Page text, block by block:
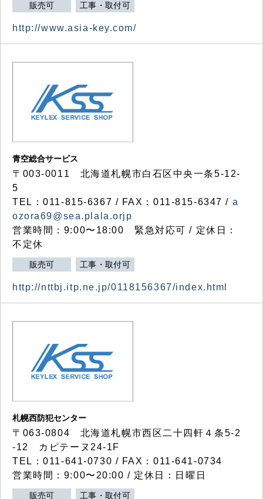
販売可 工事・取付可
http://www.asia-key.com/
青空総合サービス
〒003-0011 北海道札幌市白石区中央一条5-12-
5
TEL：011-815-6367 / FAX：011-815-6347 / a
ozora69@sea.plala.orjp
営業時間：9:00〜18:00 緊急対応可 / 定休日：
不定休
販売可 工事・取付可
http://nttbj.itp.ne.jp/0118156367/index.html
札幌西防犯センター
〒063-0804 北海道札幌市西区二十四軒４条5-2
-12 カピテーヌ24-1F
TEL：011-641-0730 / FAX：011-641-0734
営業時間：9:00〜20:00 / 定休日：日曜日
販売可 工事・取付可